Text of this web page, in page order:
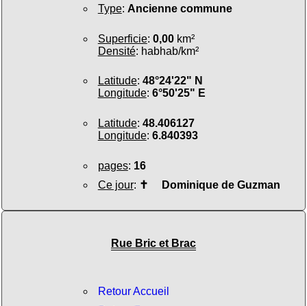
Type: Ancienne commune
Superficie: 0,00km²
Densité: habhab/km²
Latitude: 48°24'22" N
Longitude: 6°50'25" E
Latitude: 48.406127
Longitude: 6.840393
pages: 16
Ce jour: ✝ Dominique de Guzman
Rue Bric et Brac
Retour Accueil